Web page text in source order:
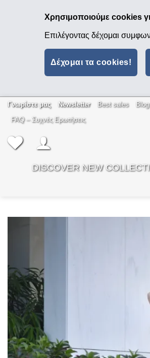
Χρησιμοποιούμε cookies
Επιλέγοντας δέχομαι
Δέχομαι τα cookies!
Μετάβαση
Γνωρίστε μας Newsletter Best sales
FAQ – Συχνές Ερωτήσεις
DISCOVER NEW